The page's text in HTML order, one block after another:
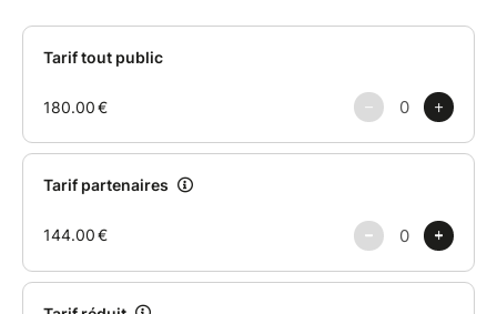
https://www.instagram.com/universite.ouverte/